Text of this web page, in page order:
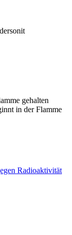
gehalten
in der Flamme
Radioaktivität